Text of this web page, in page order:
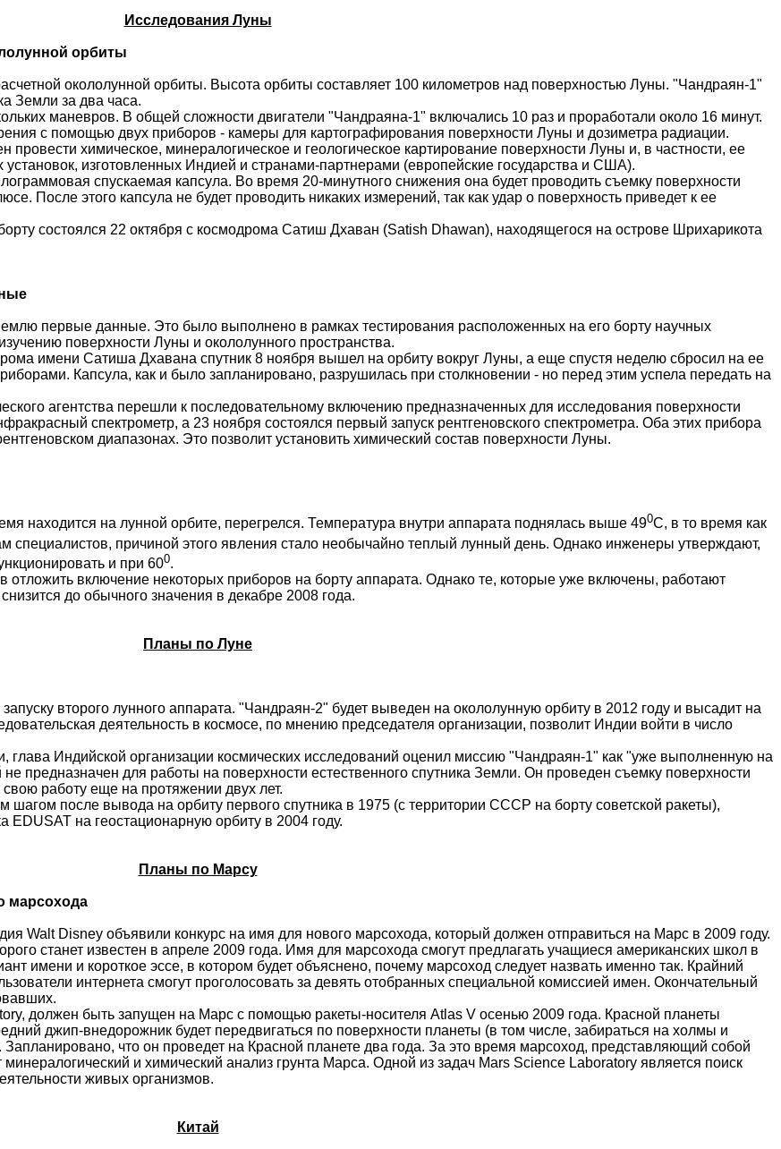
Исследования Луны
орбиты
окололунной орбиты. Высота орбиты составляет 100 километров над поверхностью Луны. "Чандраян-1"
Земли за два часа.
маневров. В общей сложности двигатели "Чандраяна-1" включались 10 раз и проработали около 16 минут.
с помощью двух приборов - камеры для картографирования поверхности Луны и дозиметра радиации.
химическое, минералогическое и геологическое картирование поверхности Луны и, в частности, ее
изготовленных Индией и странами-партнерами (европейские государства и США).
спускаемая капсула. Во время 20-минутного снижения она будет проводить съемку поверхности
После этого капсула не будет проводить никаких измерений, так как удар о поверхность приведет к ее
состоялся 22 октября с космодромаСатиш Дхаван (Satish Dhawan), находящегося на острове Шрихарикота
первые данные. Это было выполнено в рамках тестирования расположенных на его борту научных
поверхности Луны и окололунного пространства.
имениСатиша Дхавана спутник 8 ноября вышел на орбиту вокруг Луны, а еще спустя неделю сбросил на ее
Капсула, как и было запланировано, разрушилась при столкновении - но перед этим успела передать на
агентства перешли к последовательному включению предназначенных для исследования поверхности
спектрометр, а 23 ноября состоялся первый запуск рентгеновского спектрометра. Оба этих прибора
диапазонах. Это позволит установить химический состав поверхности Луны.
находится на лунной орбите, перегрелся. Температура внутри аппарата поднялась выше 490С, в то время как
специалистов, причиной этого явления стало необычайно теплый лунный день. Однако инженеры утверждают,
и при 600.
отложить включение некоторых приборов на борту аппарата. Однако те, которые уже включены, работают
до обычного значения в декабре 2008 года.
Планы по Луне
второго лунного аппарата. "Чандраян-2" будет выведен на окололунную орбиту в 2012 году и высадит на
деятельность в космосе, по мнению председателя организации, позволит Индии войти в число
, глава Индийской организации космических исследований оценил миссию "Чандраян-1" как "уже выполненную на
предназначен для работы на поверхности естественного спутника Земли. Он проведен съемку поверхности
работу еще на протяжении двух лет.
шагом после вывода на орбиту первого спутника в 1975 (с территории СССР на борту советской ракеты),
EDUSAT на геостационарную орбиту в 2004 году.
Планы по Марсу
марсохода
Walt Disney объявили конкурс на имя для нового марсохода, который должен отправиться на Марс в 2009 году.
станет известен в апреле 2009 года. Имя для марсохода смогут предлагать учащиеся американских школ в
имени и короткое эссе, в котором будет объяснено, почему марсоход следует назвать именно так. Крайний
интернета смогут проголосовать за девять отобранных специальной комиссией имен. Окончательный
, должен быть запущен на Марс с помощью ракеты-носителяAtlas V осенью 2009 года. Красной планеты
джип-внедорожник будет передвигаться по поверхности планеты (в том числе, забираться на холмы и
что он проведет на Красной планете два года. За это время марсоход, представляющий собой
и химический анализ грунта Марса. Одной из задач Mars Science Laboratory является поиск
живых организмов.
Китай